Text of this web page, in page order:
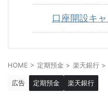
口座開設キ
HOME > 定期預金 > 楽天銀行 >
広告 定期預金 楽天銀行